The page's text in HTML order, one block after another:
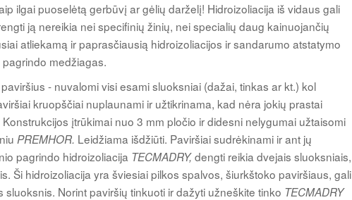
ilgai puoselėtą gerbūvį ar gėlių darželį! Hidroizoliacija iš vidaus gali
ją nereikia nei specifinių žinių, nei specialių daug kainuojančių
atliekamą ir paprasčiausią hidroizoliacijos ir sandarumo atstatymo
medžiagas.
- nuvalomi visi esami sluoksniai (dažai, tinkas ar kt.) kol
kruopščiai nuplaunami ir užtikrinama, kad nėra jokių prastai
įtrūkimai nuo 3 mm pločio ir didesni nelygumai užtaisomi
PREMHOR. Leidžiama išdžiūti. Paviršiai sudrėkinami ir ant jų
pagrindo hidroizoliacija TECMADRY,dengti reikia dvejais sluoksniais,
Ši hidroizoliacija yra šviesiai pilkos spalvos, šiurkštoko paviršiaus, gali
Norint paviršių tinkuoti ir dažyti užneškite tinko TECMADRY